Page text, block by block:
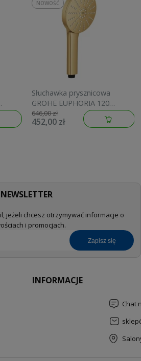
Słuchawka prysznicowa
GROHE EUPHORIA 120
brushed cool sunrise
134883GN00
646,00 zł
452,00 zł
NOWOŚĆ
NEWSLETTER
jeżeli chcesz otrzymywać informacje o
i promocjach.
zapisz się
INFORMACJE
Chat